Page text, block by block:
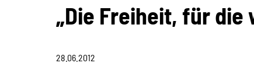
„Die Freiheit, für die
28.06.2012